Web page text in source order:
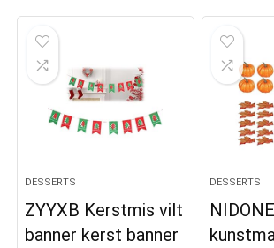
DESSERTS
ZYYXB Kerstmis vilt
banner kerst banner
DESSERTS